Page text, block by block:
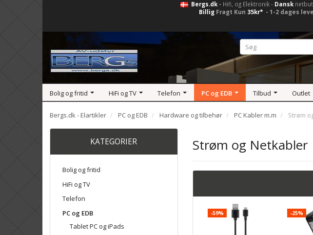
Bergs.dk- Hifi, og Elektronik - Dansk
Billig Fragt Kun 35kr* - 1-2 dages
Bolig og fritid HiFi og TV Telefon PC og EDB Tilbud Outlet
Bergs.dk - Elartikler PC og EDB Hardware og tilbehør PC Kabler m.m Strøm
KATEGORIER
Bolig og fritid
HiFi og TV
Telefon
PC og EDB
Tablet PC og iPads
Strøm og Netkabler
-59% -25%